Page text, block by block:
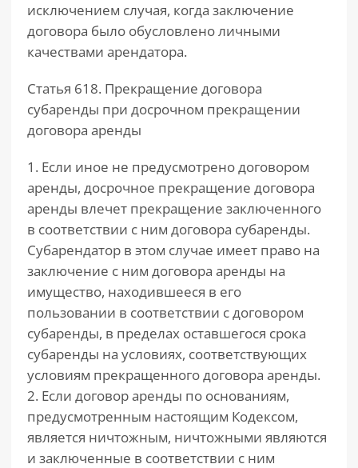
исключением случая, когда заключение
договора было обусловлено личными
качествами арендатора.
Статья 618. Прекращение договора
субаренды при досрочном прекращении
договора аренды
1. Если иное не предусмотрено договором
аренды, досрочное прекращение договора
аренды влечет прекращение заключенного
в соответствии с ним договора субаренды.
Субарендатор в этом случае имеет право на
заключение с ним договора аренды на
имущество, находившееся в его
пользовании в соответствии с договором
субаренды, в пределах оставшегося срока
субаренды на условиях, соответствующих
условиям прекращенного договора аренды.
2. Если договор аренды по основаниям,
предусмотренным настоящим Кодексом,
является ничтожным, ничтожными являются
и заключенные в соответствии с ним